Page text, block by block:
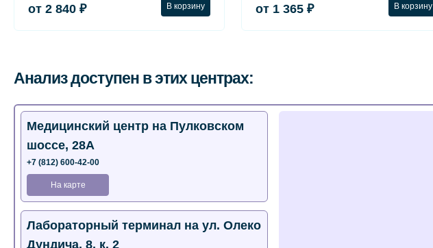
от 2 840 ₽ В корзину от 1 365 ₽ В корзину
Анализ доступен в этих центрах:
Медицинский центр на Пулковском
шоссе, 28А
+7 (812) 600-42-00
На карте
Лабораторный терминал на ул. Олеко
Дундича, 8, к. 2